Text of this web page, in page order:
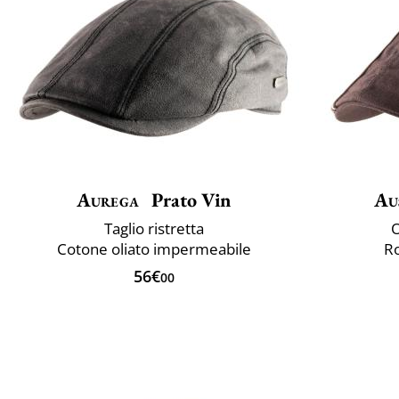
Aurega Prato Vin
Taglio ristretta
Cotone oliato impermeabile
56€00